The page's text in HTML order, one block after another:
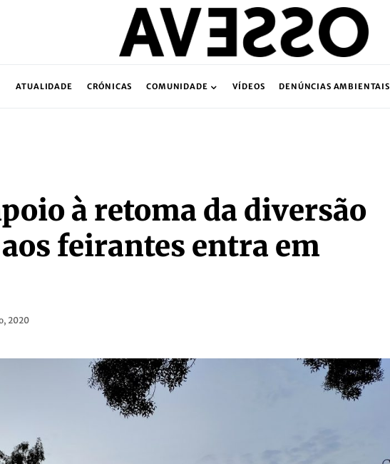
ATUALIDADE CRÓNICAS COMUNIDADE VÍDEOS DENÚNCIAS AMBIENTAIS
à retoma da diversão
feirantes entra em
2020